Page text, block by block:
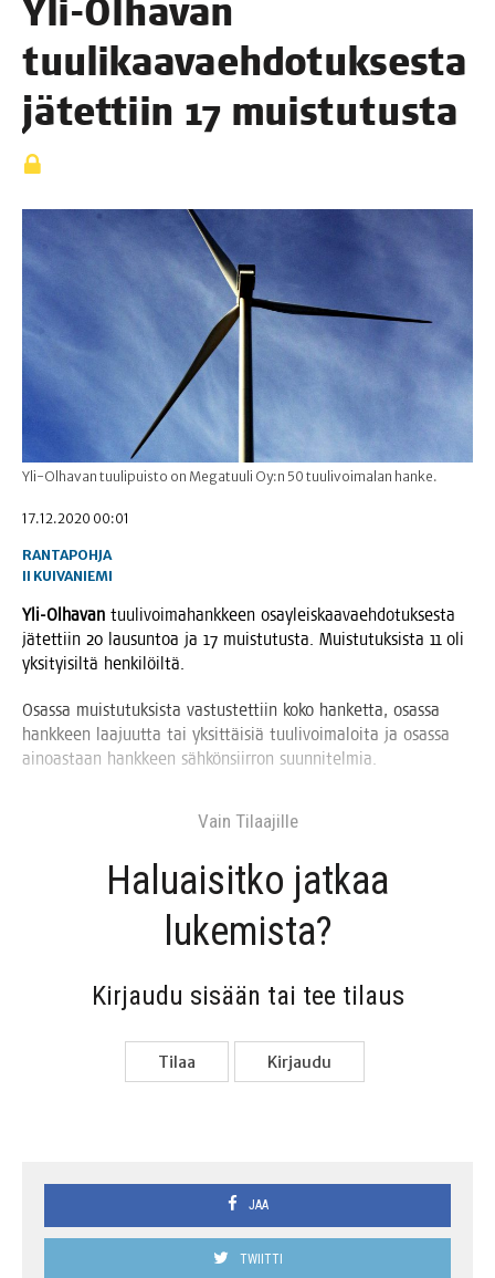
Yli-Olha­van
tuu­li­kaa­vaeh­do­tuk­ses­ta
jätet­tiin 17 muistutusta
Yli-Olhavan tuulipuisto on Megatuuli Oy:n 50 tuulivoimalan hanke.
17.12.2020 00:01
RANTAPOHJA
II KUIVANIEMI
Yli-Olha­van tuu­li­voi­ma­hank­keen osay­leis­kaa­vaeh­do­tuk­ses­ta
jätet­tiin 20 lausun­toa ja 17 muis­tu­tus­ta. Muis­tu­tuk­sis­ta 11 oli
yksi­tyi­sil­tä henkilöiltä.
Osas­sa muis­tu­tuk­sis­ta vas­tus­tet­tiin koko han­ket­ta, osas­sa
hank­keen laa­juut­ta tai yksit­täi­siä tuu­li­voi­ma­loi­ta ja osas­sa
ainoas­taan hank­keen säh­kön­siir­ron suunnitelmia.
Vain Tilaa­jil­le
Haluai­sit­ko jat­kaa
lukemista?
Kir­jau­du sisään tai tee tilaus
Tilaa Kir­jau­du
JAA
TWIITTI